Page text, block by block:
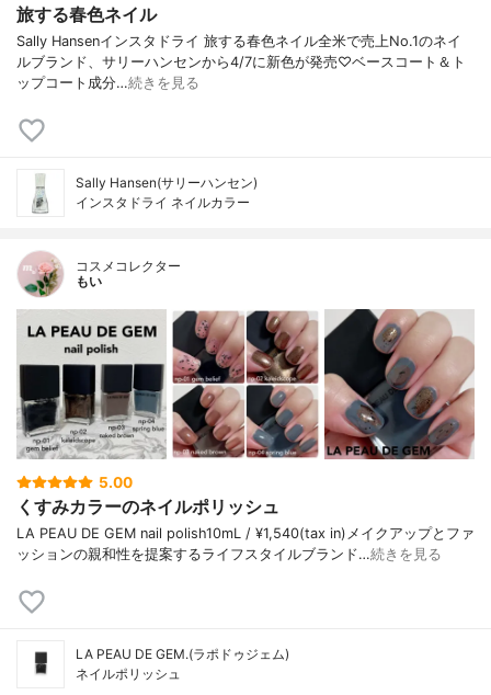
旅する春色ネイル
Sally Hansenインスタドライ 旅する春色ネイル全米で売上No.1のネイ
ルブランド、サリーハンセンから4/7に新色が発売♡ベースコート＆ト
ップコート成分…続きを見る
Sally Hansen(サリーハンセン)
インスタドライ ネイルカラー
コスメコレクター
もい
5.00
くすみカラーのネイルポリッシュ
LA PEAU DE GEM nail polish10mL / ¥1,540(tax in)メイクアップとファ
ッションの親和性を提案するライフスタイルブランド…続きを見る
LA PEAU DE GEM.(ラポドゥジェム)
ネイルポリッシュ